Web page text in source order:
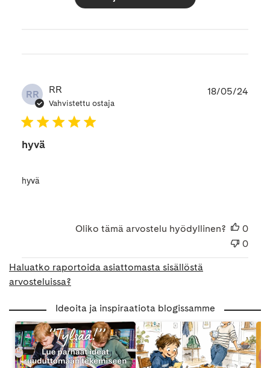
RR RR
Vahvistettu ostaja
hyvä
hyvä
18/05/24
Oliko tämä arvostelu hyödyllinen?
0
0
Haluatko raportoida asiattomasta sisällöstä
arvosteluissa?
Ideoita ja inspiraatiota blogissamme